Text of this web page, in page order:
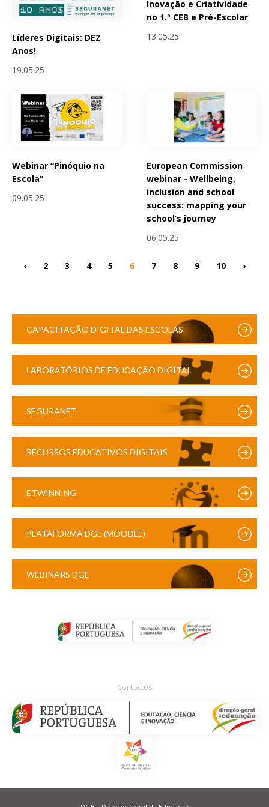
Líderes Digitais: DEZ
Anos!
19.05.25
Inovação e Criatividade
no 1.º CEB e Pré-Escolar
13.05.25
Webinar “Pinóquio na
Escola”
09.05.25
European Commission
webinar - Wellbeing,
inclusion and school
success: mapping your
school’s journey
06.05.25
‹ 2 3 4 5 6 7 8 9 10 ›
CAPACITAÇÃO DIGITAL DAS ESCOLAS
LABORATÓRIOS DE EDUCAÇÃO DIGITAL
SEGURANET
RECURSOS EDUCATIVOS DIGITAIS
ETWINNING
PLATAFORMA DGE (MOODLE)
WEBINARS DGE
Contactos